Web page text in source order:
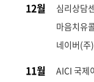
12월
심리상담
마음치유
네이버(주
11월
AICI 국제